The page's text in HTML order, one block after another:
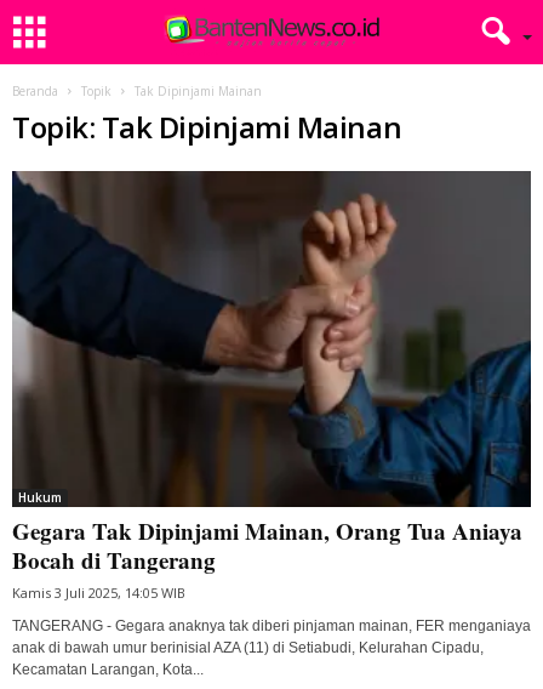
Beranda Topik Tak Dipinjami Mainan
Topik: Tak Dipinjami Mainan
Hukum
Gegara Tak Dipinjami Mainan, Orang Tua Aniaya
Bocah di Tangerang
Kamis 3 Juli 2025, 14:05 WIB
TANGERANG - Gegara anaknya tak diberi pinjaman mainan, FER menganiaya
anak di bawah umur berinisial AZA (11) di Setiabudi, Kelurahan Cipadu,
Kecamatan Larangan, Kota...